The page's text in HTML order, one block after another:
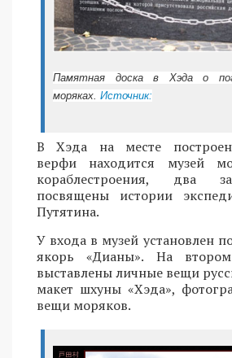
Памятная доска в Хэда о
моряках. Источник:
В Хэда на месте
верфи находится музей
кораблестроения, два
посвящены истории
Путятина.
У входа в музей установлен
якорь «Дианы». На
выставлены личные вещи
макет шхуны «Хэда»,
вещи моряков.